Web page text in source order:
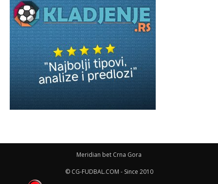
Meridian bet Crna Gora
© CG-FUDBAL.COM - Since 2010